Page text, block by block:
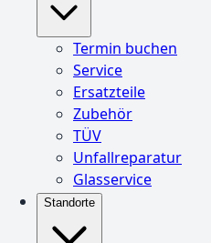
Termin buchen
Service
Ersatzteile
Zubehör
TÜV
Unfallreparatur
Glasservice
Standorte